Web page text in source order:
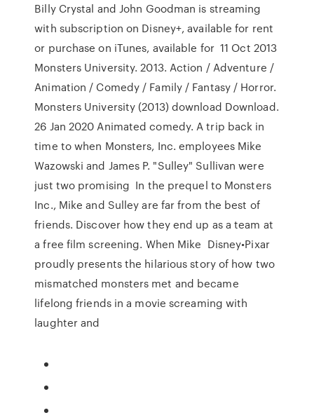
Billy Crystal and John Goodman is streaming
with subscription on Disney+, available for rent
or purchase on iTunes, available for 11 Oct 2013
Monsters University. 2013. Action / Adventure /
Animation / Comedy / Family / Fantasy / Horror.
Monsters University (2013) download Download.
26 Jan 2020 Animated comedy. A trip back in
time to when Monsters, Inc. employees Mike
Wazowski and James P. "Sulley" Sullivan were
just two promising In the prequel to Monsters
Inc., Mike and Sulley are far from the best of
friends. Discover how they end up as a team at
a free film screening. When Mike Disney•Pixar
proudly presents the hilarious story of how two
mismatched monsters met and became
lifelong friends in a movie screaming with
laughter and